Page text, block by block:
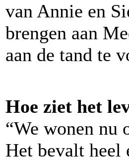
van Annie en
brengen aan
aan de tand te
Hoe ziet het
“We wonen nu
Het bevalt heel